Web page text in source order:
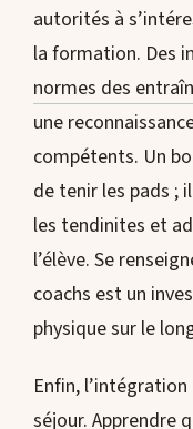
autorités à
la formation. Des
normes des
une
compétents. Un
de tenir les pads ;
les tendinites et
l’élève. Se
coachs est un
physique sur le
Enfin,
séjour. Apprendre